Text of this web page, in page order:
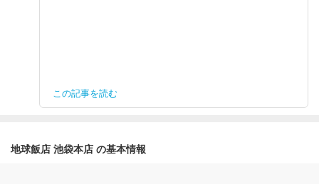
この記事を読む
地球飯店 池袋本店 の基本情報